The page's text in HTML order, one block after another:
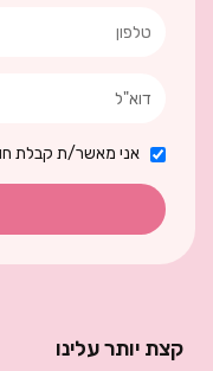
אני מאשר/ת קבלת
קצת יותר עלינו